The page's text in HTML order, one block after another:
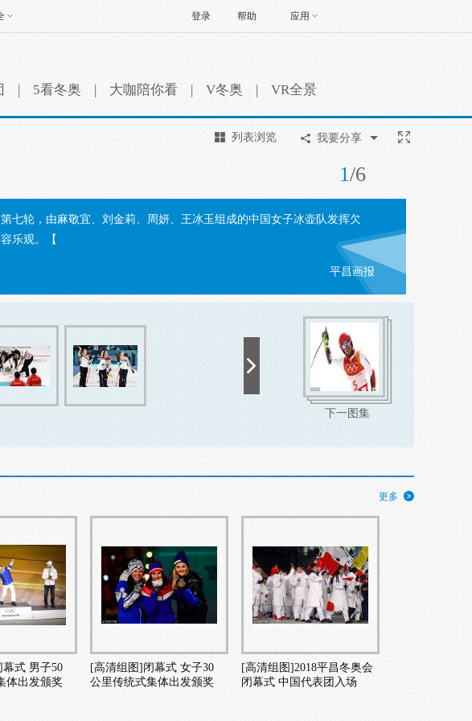
帮助 应用
登录
| 5看冬奥 | 大咖陪你看 | V冬奥 | VR全景
1/6
列表浏览 我要分享
轮，由麻敬宜、刘金莉、周妍、王冰玉组成的中国女子冰壶队发挥欠
乐观。【
平昌画报
下一图集
更多
式 男子50
体出发颁奖
[高清组图]闭幕式 女子30
公里传统式集体出发颁奖
[高清组图]2018平昌冬奥会
闭幕式 中国代表团入场